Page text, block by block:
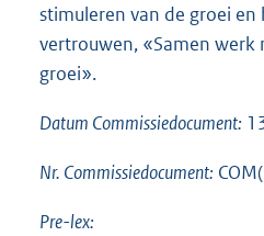
stimuleren van de groei
vertrouwen, «Samen werk
groei».
Datum Commissiedocument:
Nr. Commissiedocument:
Pre-lex: